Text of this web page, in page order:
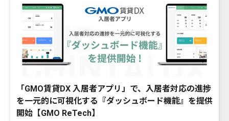
「GMO賃貸DX 入居者アプリ」で、入居者対応の進捗
を一元的に可視化する『ダッシュボード機能』を提供
開始【GMO ReTech】